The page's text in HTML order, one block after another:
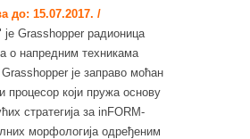
до: 15.07.2017. /
Grasshopper радионица
о напредним техникама
је заправо моћан
процесор који пружа основу
стратегија за inFORM-
морфологија одређеним